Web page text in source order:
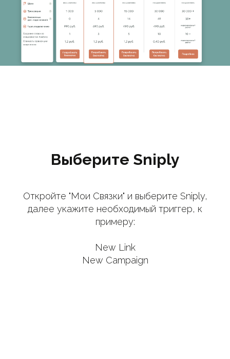
Выберите Sniply
Откройте "Мои Связки" и выберите Sniply,
далее укажите необходимый триггер, к
примеру:
New Link
New Campaign